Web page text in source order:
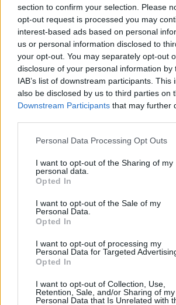
section to confirm your selection. Please
opt-out request is processed you may
interest-based ads based on personal
us or personal information disclosed to
your opt-out. You may separately opt-out
disclosure of your personal information by
IAB’s list of downstream participants. This
also be disclosed by us to third parties on
Downstream Participants that may further
Personal Data Processing Opt Outs
I want to opt-out of the Sharing of my
personal data.
Opted In
I want to opt-out of the Sale of my
Personal Data.
Opted In
I want to opt-out of processing my
Personal Data for Targeted
Opted In
I want to opt-out of Collection, Use,
Retention, Sale, and/or Sharing of my
Personal Data that Is Unrelated with
5.8.2026 20:13 (ČTK)
Celníci
papoušků
krajích a
ptáků. S
zajištěním zvířat celníkům pomohly zoo v
ostravské zahradě také papoušci nalezli
tiskové zprávě nawebucelníků to oznámila
Martina Kaňková. Případem se zabývá policie.
pronásledovali velrybáře
5.8.2026 19:54 ( )
Islandské
poté, co
pobřežní
jejich loď, která pronásledovala velrybářské
Watsona jsou od té doby zadržováni v
palubě nebyl. Píše o tom agentura AFP s
policii.
Záchranná stanice v Praze přijímá